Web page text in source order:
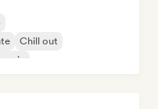
Chill out